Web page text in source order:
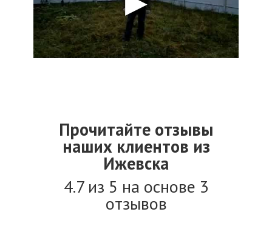
Прочитайте отзывы
наших клиентов из
Ижевска
4.7 из 5 на основе 3
отзывов